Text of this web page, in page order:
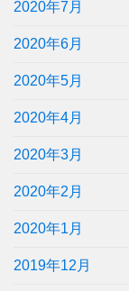
2020年7月
2020年6月
2020年5月
2020年4月
2020年3月
2020年2月
2020年1月
2019年12月